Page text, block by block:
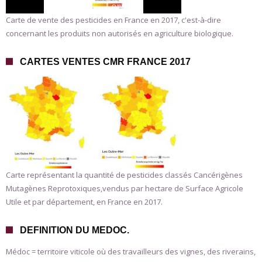
Carte de vente des pesticides en France en 2017, c'est-à-dire
concernant les produits non autorisés en agriculture biologique.
CARTES VENTES CMR FRANCE 2017
Carte représentant la quantité de pesticides classés Cancérigènes
Mutagènes Reprotoxiques,vendus par hectare de Surface Agricole
Utile et par département, en France en 2017.
DEFINITION DU MEDOC.
Médoc = territoire viticole où des travailleurs des vignes, des riverains,